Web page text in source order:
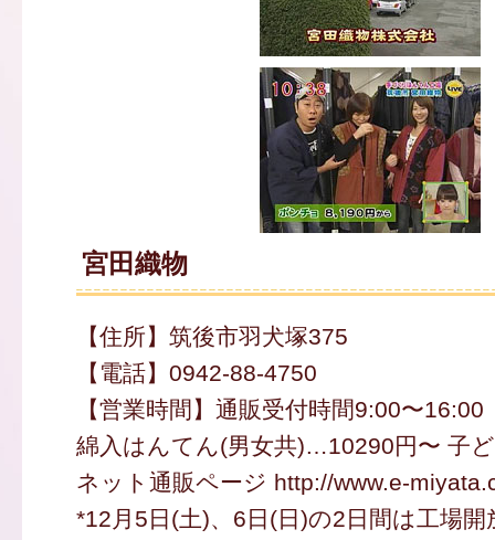
宮田織物
【住所】筑後市羽犬塚375
【電話】0942-88-4750
【営業時間】通販受付時間9:00〜16:00
綿入はんてん(男女共)…10290円〜 子
ネット通販ページ http://www.e-
*12月5日(土)、6日(日)の2日間は工場開